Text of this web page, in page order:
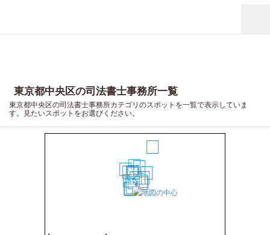
東京都中央区の司法書士事務所一覧
東京都中央区の司法書士事務所カテゴリのスポットを一覧で表示していま
す。見たいスポットをお選びください。
23
4 5
6 7
8 9
10
1112
13
14
15
16 17
18
1920